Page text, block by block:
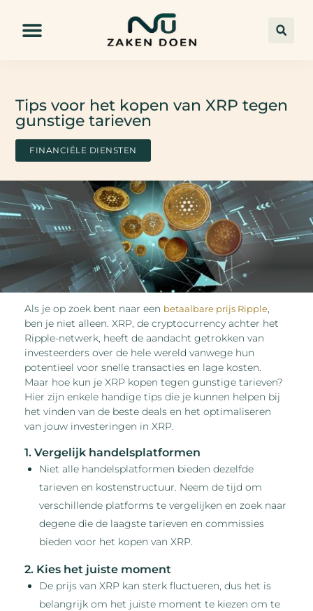
Tips voor het kopen van XRP tegen
gunstige tarieven
FINANCIËLE DIENSTEN
Als je op zoek bent naar een betaalbare prijs Ripple,
ben je niet alleen. XRP, de cryptocurrency achter het
Ripple-netwerk, heeft de aandacht getrokken van
investeerders over de hele wereld vanwege hun
potentieel voor snelle transacties en lage kosten.
Maar hoe kun je XRP kopen tegen gunstige tarieven?
Hier zijn enkele handige tips die je kunnen helpen bij
het vinden van de beste deals en het optimaliseren
van jouw investeringen in XRP.
1. Vergelijk handelsplatformen
Niet alle handelsplatformen bieden dezelfde
tarieven en kostenstructuur. Neem de tijd om
verschillende platforms te vergelijken en zoek naar
degene die de laagste tarieven en commissies
bieden voor het kopen van XRP.
2. Kies het juiste moment
De prijs van XRP kan sterk fluctueren, dus het is
belangrijk om het juiste moment te kiezen om te